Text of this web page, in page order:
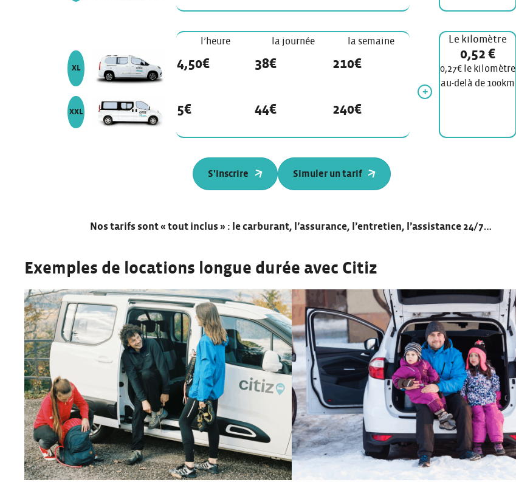
l’heure la journée
la semaine
véhicule de modèle
XL 4,50€ 38€ 210€
véhicule de modèle
XXL 5€ 44€ 240€
Le kilomètre
0,52 €
0,27€ le kilomètre
au-delà de 100km
S'inscrire Simuler un tarif
Nos tarifs sont « tout inclus » : le carburant, l’assurance, l’entretien, l’assistance 24/7…
Exemples de locations longue durée avec Citiz